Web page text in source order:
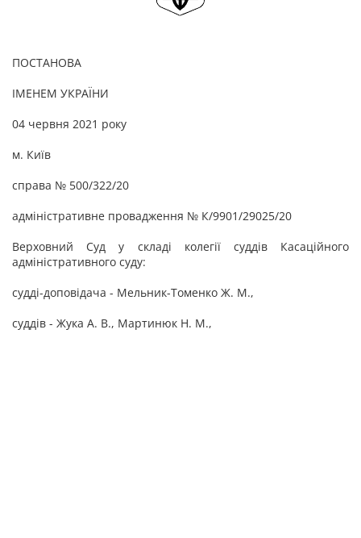
ПОСТАНОВА
ІМЕНЕМ УКРАЇНИ
04 червня 2021 року
м. Київ
справа № 500/322/20
адміністративне провадження № К/9901/29025/20
Верховний Суд у складі колегії суддів Касаційного
адміністративного суду:
судді-доповідача - Мельник-Томенко Ж. М.,
суддів - Жука А. В., Мартинюк Н. М.,